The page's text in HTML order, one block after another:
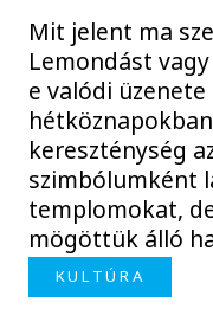
Mit jelent ma
Lemondást
e valódi
kereszténység
szimbólumként
templomokat,
mögöttük álló
KULTÚRA